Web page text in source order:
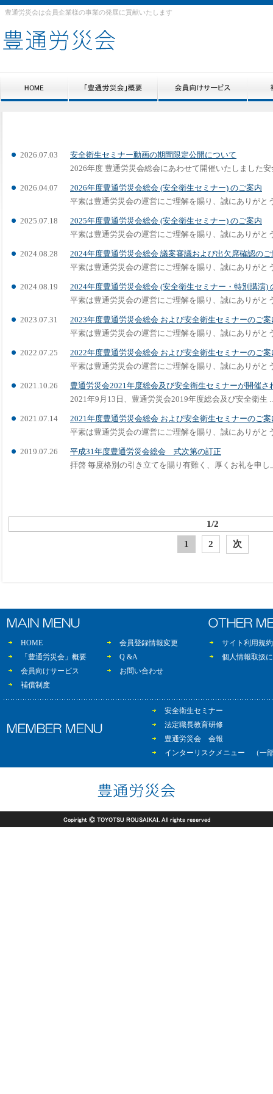
豊通労災会は会員企業様の事業の発展に貢献いたします
2026.07.03
安全衛生セミナー動画の期間限定公開について
2026年度 豊通労災会総会にあわせて開催いたしました安
2026.04.07
2026年度豊通労災会総会 (安全衛生セミナー) のご案内
平素は豊通労災会の運営にご理解を賜り、誠にありがと
2025.07.18
2025年度豊通労災会総会 (安全衛生セミナー) のご案内
平素は豊通労災会の運営にご理解を賜り、誠にありがと
2024.08.28
2024年度豊通労災会総会 議案審議および出欠席確認のご
平素は豊通労災会の運営にご理解を賜り、誠にありがと
2024.08.19
2024年度豊通労災会総会 (安全衛生セミナー・特別講演)
平素は豊通労災会の運営にご理解を賜り、誠にありがと
2023.07.31
2023年度豊通労災会総会 および安全衛生セミナーのご案
平素は豊通労災会の運営にご理解を賜り、誠にありがと
2022.07.25
2022年度豊通労災会総会 および安全衛生セミナーのご案
平素は豊通労災会の運営にご理解を賜り、誠にありがと
2021.10.26
豊通労災会2021年度総会及び安全衛生セミナーが開催さ
2021年9月13日、豊通労災会2019年度総会及び安全衛生
2021.07.14
2021年度豊通労災会総会 および安全衛生セミナーのご案
平素は豊通労災会の運営にご理解を賜り、誠にありがと
2019.07.26
平成31年度豊通労災会総会 式次第の訂正
拝啓 毎度格別の引き立てを賜り有難く、厚くお礼を申し
1/2
1 2 次
HOME
会員登録情報変更
「豊通労災会」概要
Q &A
会員向けサービス
お問い合わせ
補償制度
サイト利用規約
個人情報取扱
安全衛生セミナー
法定職長教育研修
豊通労災会 会報
インターリスクメニュー （一